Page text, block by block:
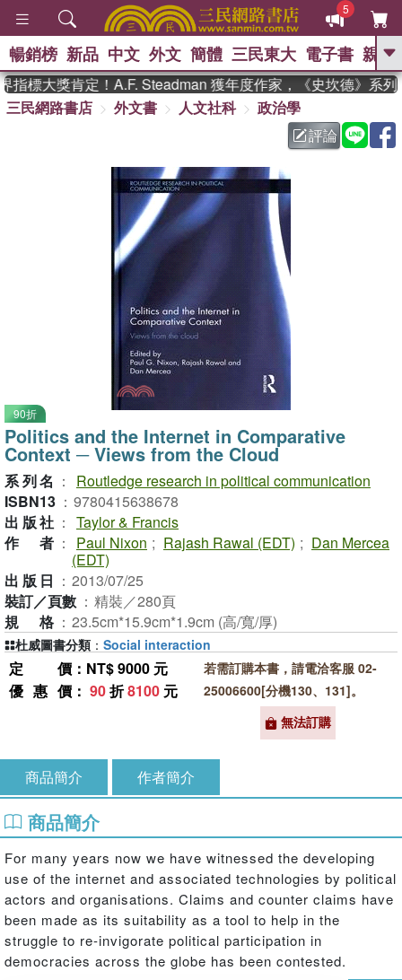
5
GO
熱搜： 東野圭吾 、 高希均教授回憶錄
父親節 、 花開錦
方念華 、 台灣的
李登輝時代 、 數學女孩：黎曼猜想
、 偉大的迷走神經 、
群喵 、 臺灣漫遊錄
暢銷榜 新品 中文 外文 簡體 三民東大 電子書 親子
標大獎肯定！A.F. Steadman 獲年度作家，《史坎德》系列
三民網路書店
外文書 人文社科
政治學
評論
90折
Politics and the Internet in Comparative
Context ─ Views from the Cloud
系列名 ：
Routledge research in political communication
ISBN13 ： 9780415638678
出版社 ： Taylor & Francis
作者 ： Paul Nixon ; Rajash Rawal (EDT) ; Dan Mercea
(EDT)
出版日 ： 2013/07/25
裝訂／頁數 ： 精裝／280頁
規格 ： 23.5cm*15.9cm*1.9cm (高/寬/厚)
定價 ：NT$ 9000 元
優惠價 ： 90折8100 元
若需訂購本書，請電洽客服 02-
25006600[分機130、131]。
無法訂購
杜威圖書分類 ： Social interaction
商品簡介 作者簡介
商品簡介
For many years now we have witnessed the developing
use of the internet and associated technologies by political
actors and organisations. Claims and counter claims have
been made as its suitability as a tool to help in the
struggle to re-invigorate political participation in
democracies across the globe has been contested.